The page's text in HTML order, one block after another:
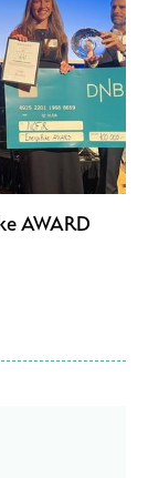
AWARD